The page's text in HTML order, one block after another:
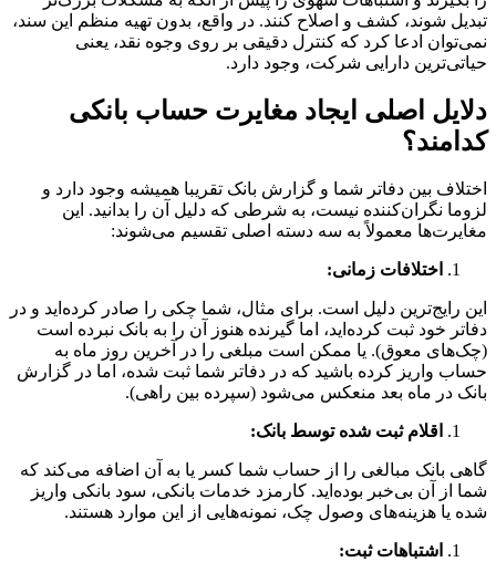
تبدیل شوند، کشف و اصلاح کنند. در واقع، بدون تهیه منظم این سند،
نمی‌توان ادعا کرد که کنترل دقیقی بر روی وجوه نقد، یعنی
حیاتی‌ترین دارایی شرکت، وجود دارد.
دلایل اصلی ایجاد مغایرت حساب بانکی
کدامند؟
اختلاف بین دفاتر شما و گزارش بانک تقریبا همیشه وجود دارد و
لزوما نگران‌کننده نیست، به شرطی که دلیل آن را بدانید. این
مغایرت‌ها معمولاً به سه دسته اصلی تقسیم می‌شوند:
اختلافات زمانی:
این رایج‌ترین دلیل است. برای مثال، شما چکی را صادر کرده‌اید و در
دفاتر خود ثبت کرده‌اید، اما گیرنده هنوز آن را به بانک نبرده است
(چک‌های معوق). یا ممکن است مبلغی را در آخرین روز ماه به
حساب واریز کرده باشید که در دفاتر شما ثبت شده، اما در گزارش
بانک در ماه بعد منعکس می‌شود (سپرده بین راهی).
اقلام ثبت شده توسط بانک:
گاهی بانک مبالغی را از حساب شما کسر یا به آن اضافه می‌کند که
شما از آن بی‌خبر بوده‌اید. کارمزد خدمات بانکی، سود بانکی واریز
شده یا هزینه‌های وصول چک، نمونه‌هایی از این موارد هستند.
اشتباهات ثبت: